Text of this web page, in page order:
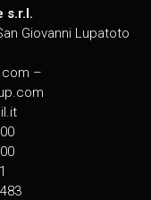
s.r.l.
Giovanni Lupatoto
–